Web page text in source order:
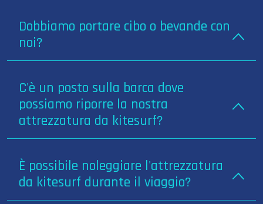
Dobbiamo portare cibo o bevande con
noi?
C'è un posto sulla barca dove
possiamo riporre la nostra
attrezzatura da kitesurf?
È possibile noleggiare l'attrezzatura
da kitesurf durante il viaggio?